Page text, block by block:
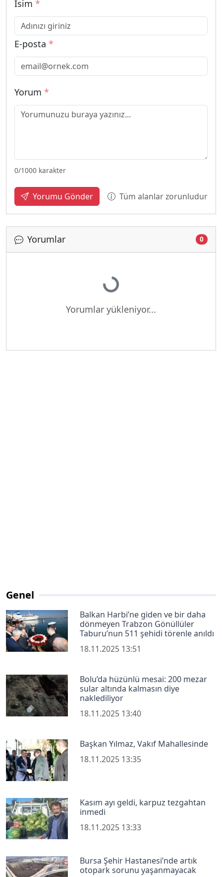
İsim *
E-posta *
Yorum *
0/1000 karakter
Yorumu Gönder Tüm alanlar zorunludur
Yorumlar 0
Yükleniyor...
Yorumlar yükleniyor...
Genel
Balkan Harbi’ne giden ve bir daha
dönmeyen Trabzon Gönüllüler
Taburu’nun 511 şehidi törenle anıldı
18.11.2025 13:51
Bolu’da hüzünlü mesai: 200 mezar
sular altında kalmasın diye
naklediliyor
18.11.2025 13:40
Başkan Yılmaz, Vakıf Mahallesinde
18.11.2025 13:35
Kasım ayı geldi, karpuz tezgahtan
inmedi
18.11.2025 13:33
Bursa Şehir Hastanesi’nde artık
otopark sorunu yaşanmayacak